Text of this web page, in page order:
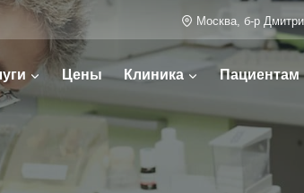
Москва, б-р
Цены Клиника Пациентам